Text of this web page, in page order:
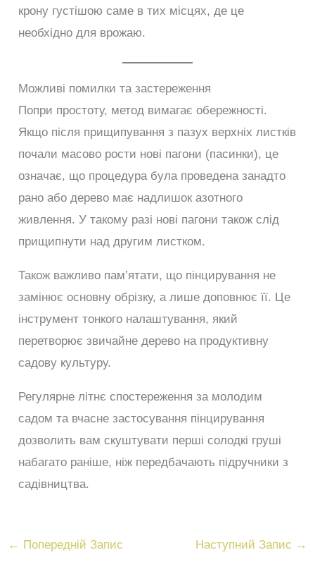
крону густішою саме в тих місцях, де це
необхідно для врожаю.
Можливі помилки та застереження
Попри простоту, метод вимагає обережності.
Якщо після прищипування з пазух верхніх листків
почали масово рости нові пагони (пасинки), це
означає, що процедура була проведена занадто
рано або дерево має надлишок азотного
живлення. У такому разі нові пагони також слід
прищипнути над другим листком.
Також важливо пам’ятати, що пінцирування не
замінює основну обрізку, а лише доповнює її. Це
інструмент тонкого налаштування, який
перетворює звичайне дерево на продуктивну
садову культуру.
Регулярне літнє спостереження за молодим
садом та вчасне застосування пінцирування
дозволить вам скуштувати перші солодкі груші
набагато раніше, ніж передбачають підручники з
садівництва.
← Попередній Запис Наступний Запис →